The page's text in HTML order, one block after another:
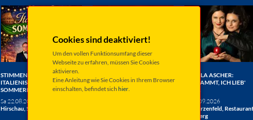
Cookies sind deaktiviert!
Um den vollen Funktionsumfang dieser
Webseite zu erfahren, müssen Sie Cookies
aktivieren.
Eine Anleitung wie Sie Cookies in Ihrem Browser
einschalten, befindet sich hier.
STIMMEN DER BERGE:
ITALIENISCHE
SOMMERNACHT
Sa 22.08.2026
Hirschau, Schlosshof
DAS JUBILÄUMSKONZERT
verschiedene Termine
ANGELA ASCHER:
VERDAMMT, ICH LIEB'
Sa 19.09.2026
Schwarzenfeld,
Miesberg